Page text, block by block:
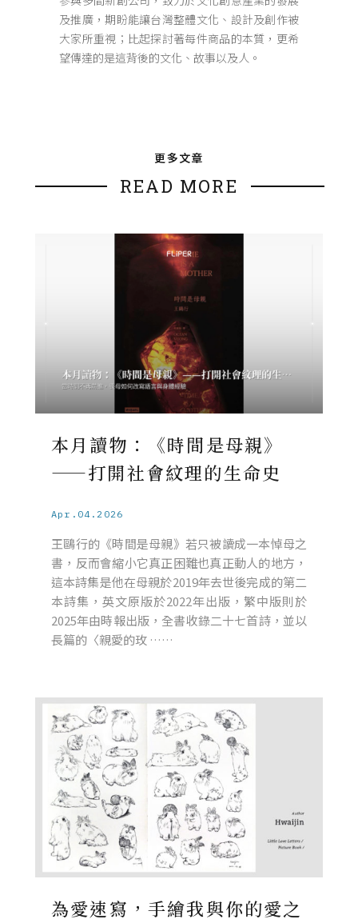
及推廣，期盼能讓台灣整體文化、設計及創作被
大家所重視；比起探討著每件商品的本質，更希
望傳達的是這背後的文化、故事以及人。
更多文章
READ MORE
本月讀物：《時間是母親》
——打開社會紋理的生命史
Apr.04.2026
王鷗行的《時間是母親》若只被讀成一本悼母之
書，反而會縮小它真正困難也真正動人的地方，
這本詩集是他在母親於2019年去世後完成的第二
本詩集，英文原版於2022年出版，繁中版則於
2025年由時報出版，全書收錄二十七首詩，並以
長篇的〈親愛的玫 ……
為愛速寫，手繪我與你的愛之